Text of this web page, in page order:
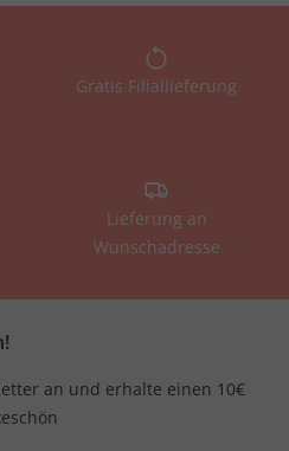
Gratis Filiallieferung
Lieferung an
Wunschadresse
an und erhalte einen 10€